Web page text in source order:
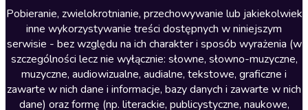
Literatura anglojęzyczna
Literatura faktu
Literatura obyczajowa
Literatura piękna obca
Pobieranie, zwielokrotnianie, przechowywanie lub jakiekolwiek
inne wykorzystywanie treści dostępnych w niniejszym
serwisie - bez względu na ich charakter i sposób wyrażenia (w
szczególności lecz nie wyłącznie: słowne, słowno-muzyczne,
muzyczne, audiowizualne, audialne, tekstowe, graficzne i
zawarte w nich dane i informacje, bazy danych i zawarte w nich
dane) oraz formę (np. literackie, publicystyczne, naukowe,